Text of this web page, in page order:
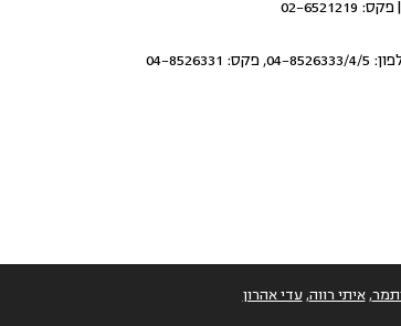
הערבית
החדש
,איתי רווה,עדי אהרון